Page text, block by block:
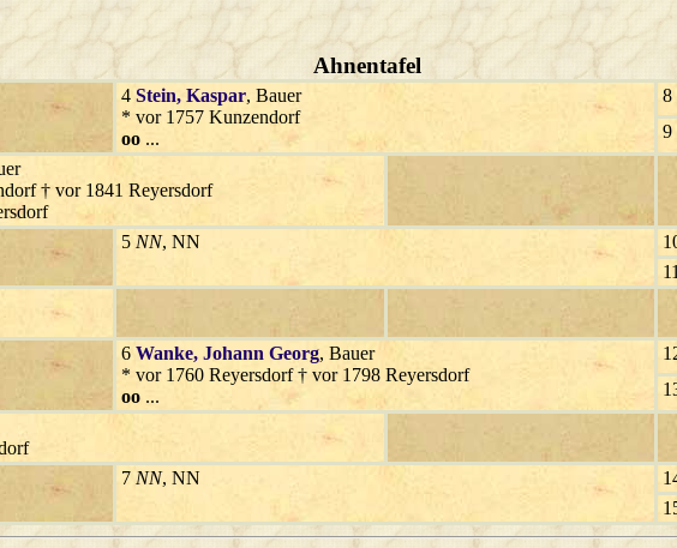
Ahnentafel
4 Stein, Kaspar, Bauer
* vor 1757 Kunzendorf
oo ...
8
9
† vor 1841 Reyersdorf
5 NN, NN
6 Wanke, Johann Georg, Bauer
* vor 1760 Reyersdorf † vor 1798 Reyersdorf
oo ...
7 NN, NN